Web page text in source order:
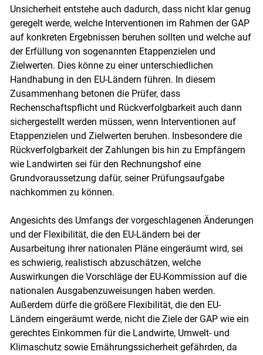
Unsicherheit entstehe auch dadurch, dass nicht klar genug
geregelt werde, welche Interventionen im Rahmen der GAP
auf konkreten Ergebnissen beruhen sollten und welche auf
der Erfüllung von sogenannten Etappenzielen und
Zielwerten. Dies könne zu einer unterschiedlichen
Handhabung in den EU-Ländern führen. In diesem
Zusammenhang betonen die Prüfer, dass
Rechenschaftspflicht und Rückverfolgbarkeit auch dann
sichergestellt werden müssen, wenn Interventionen auf
Etappenzielen und Zielwerten beruhen. Insbesondere die
Rückverfolgbarkeit der Zahlungen bis hin zu Empfängern
wie Landwirten sei für den Rechnungshof eine
Grundvoraussetzung dafür, seiner Prüfungsaufgabe
nachkommen zu können.
Angesichts des Umfangs der vorgeschlagenen Änderungen
und der Flexibilität, die den EU-Ländern bei der
Ausarbeitung ihrer nationalen Pläne eingeräumt wird, sei
es schwierig, realistisch abzuschätzen, welche
Auswirkungen die Vorschläge der EU-Kommission auf die
nationalen Ausgabenzuweisungen haben werden.
Außerdem dürfe die größere Flexibilität, die den EU-
Ländern eingeräumt werde, nicht die Ziele der GAP wie ein
gerechtes Einkommen für die Landwirte, Umwelt- und
Klimaschutz sowie Ernährungssicherheit gefährden, da